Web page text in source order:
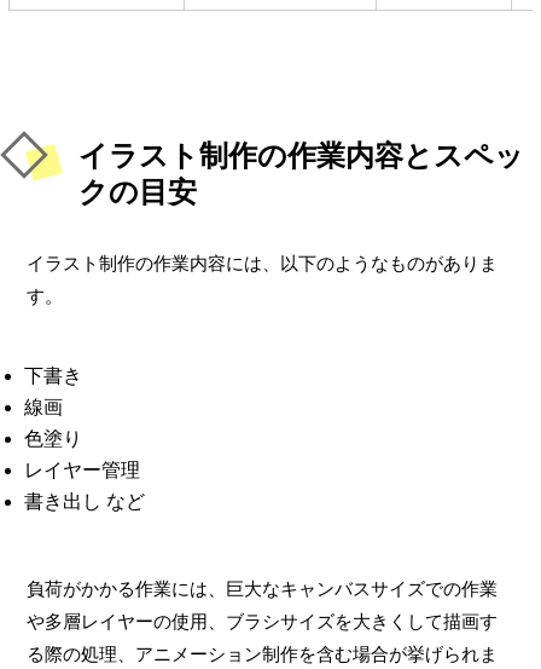
イラスト制作の作業内容とスペッ
クの目安
イラスト制作の作業内容には、以下のようなものがありま
す。
下書き
線画
色塗り
レイヤー管理
書き出し など
負荷がかかる作業には、巨大なキャンバスサイズでの作業
や多層レイヤーの使用、ブラシサイズを大きくして描画す
る際の処理、アニメーション制作を含む場合が挙げられま